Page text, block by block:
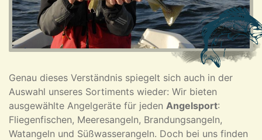
Genau dieses Verständnis spiegelt sich auch in der
Auswahl unseres Sortiments wieder: Wir bieten
ausgewählte Angelgeräte für jeden Angelsport:
Fliegenfischen, Meeresangeln, Brandungsangeln,
Watangeln und Süßwasserangeln. Doch bei uns finden